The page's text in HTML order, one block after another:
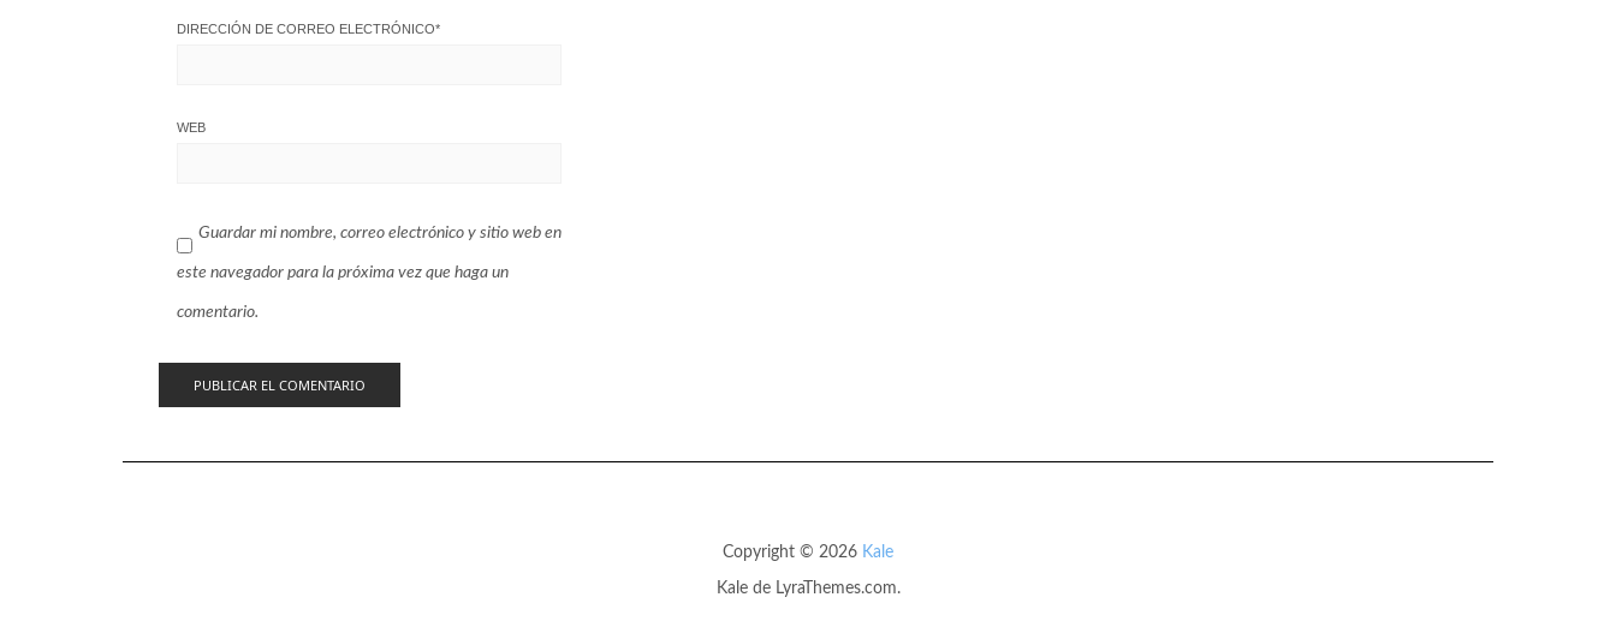
DIRECCIÓN DE CORREO ELECTRÓNICO*
WEB
Guardar mi nombre, correo electrónico y sitio web en
este navegador para la próxima vez que haga un
comentario.
Copyright © 2026 Kale
Kalede LyraThemes.com.